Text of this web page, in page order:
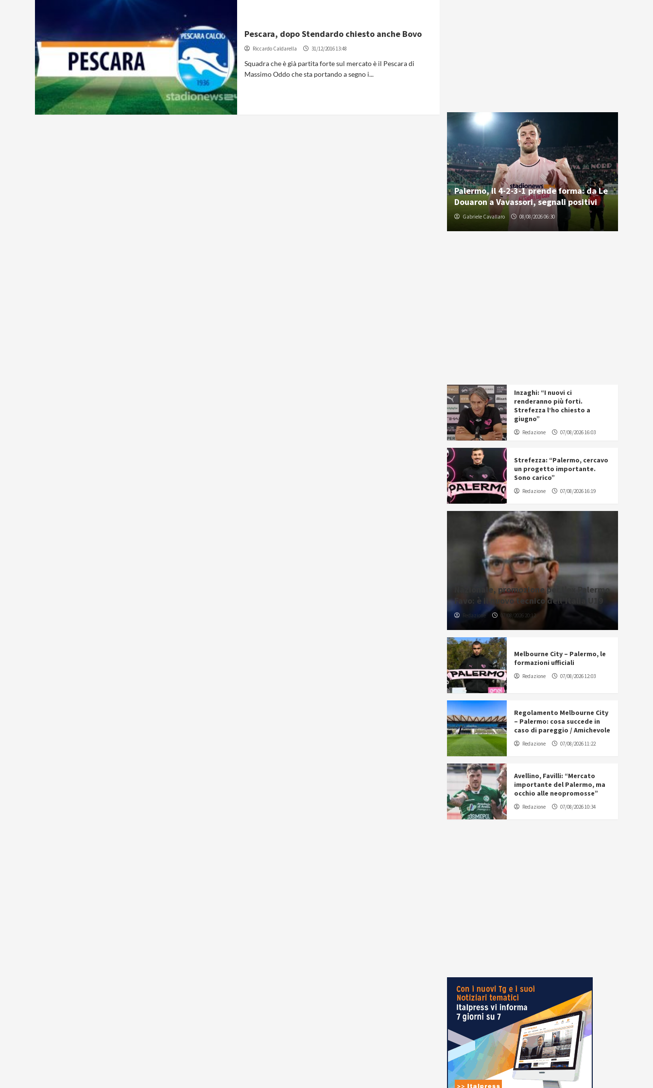
Pescara, dopo Stendardo chiesto anche Bovo
Riccardo Caldarella 31/12/2016 13:48
Squadra che è già partita forte sul mercato è il Pescara di
Massimo Oddo che sta portando a segno i...
Palermo, il 4-2-3-1 prende forma: da Le
Douaron a Vavassori, segnali positivi
Gabriele Cavallaro 08/08/2026 06:30
Inzaghi: “I nuovi ci
renderanno più forti.
Strefezza l’ho chiesto a
giugno”
Redazione 07/08/2026 16:03
Strefezza: “Palermo, cercavo
un progetto importante.
Sono carico”
Redazione 07/08/2026 16:19
Nazionale, promozione per l’ex Palermo
Favo: è il nuovo tecnico dell’Italia U19
Redazione 07/08/2026 20:12
Melbourne City – Palermo, le
formazioni ufficiali
Redazione 07/08/2026 12:03
Regolamento Melbourne City
– Palermo: cosa succede in
caso di pareggio / Amichevole
Redazione 07/08/2026 11:22
Avellino, Favilli: “Mercato
importante del Palermo, ma
occhio alle neopromosse”
Redazione 07/08/2026 10:34